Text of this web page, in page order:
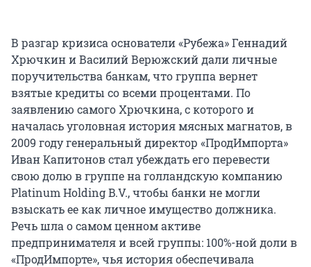
В разгар кризиса основатели «Рубежа» Геннадий
Хрючкин и Василий Верюжский дали личные
поручительства банкам, что группа вернет
взятые кредиты со всеми процентами. По
заявлению самого Хрючкина, с которого и
началась уголовная история мясных магнатов, в
2009 году генеральный директор «ПродИмпорта»
Иван Капитонов стал убеждать его перевести
свою долю в группе на голландскую компанию
Platinum Holding B.V., чтобы банки не могли
взыскать ее как личное имущество должника.
Речь шла о самом ценном активе
предпринимателя и всей группы: 100%-ной доли в
«ПродИмпорте», чья история обеспечивала